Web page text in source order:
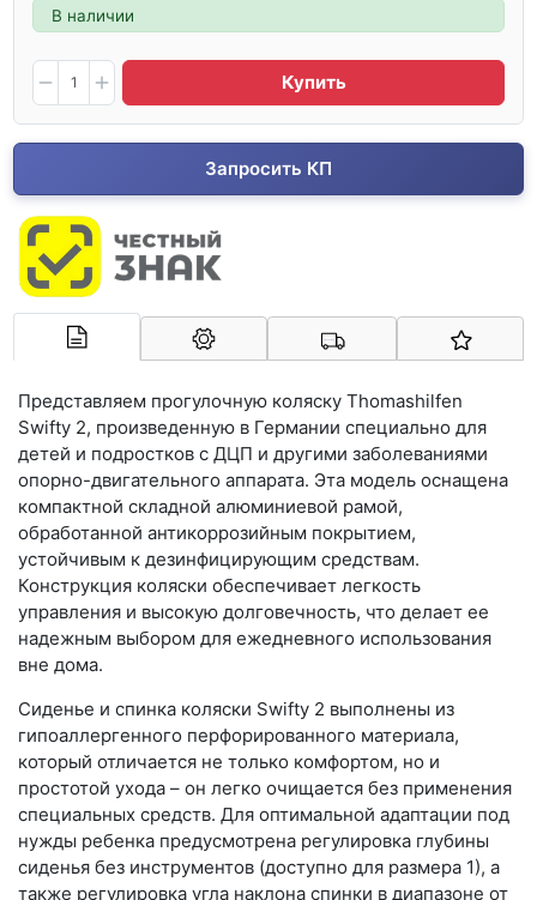
В наличии
Купить
Запросить КП
Представляем прогулочную коляску Thomashilfen
Swifty 2, произведенную в Германии специально для
детей и подростков с ДЦП и другими заболеваниями
опорно-двигательного аппарата. Эта модель оснащена
компактной складной алюминиевой рамой,
обработанной антикоррозийным покрытием,
устойчивым к дезинфицирующим средствам.
Конструкция коляски обеспечивает легкость
управления и высокую долговечность, что делает ее
надежным выбором для ежедневного использования
вне дома.
Сиденье и спинка коляски Swifty 2 выполнены из
гипоаллергенного перфорированного материала,
который отличается не только комфортом, но и
простотой ухода – он легко очищается без применения
специальных средств. Для оптимальной адаптации под
нужды ребенка предусмотрена регулировка глубины
сиденья без инструментов (доступно для размера 1), а
также регулировка угла наклона спинки в диапазоне от